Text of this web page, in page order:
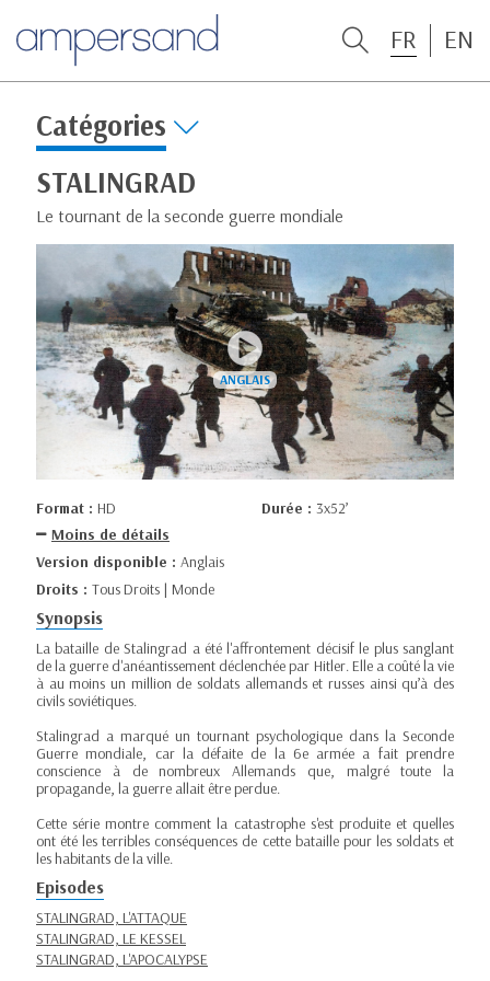
FR EN
Catégories
STALINGRAD
Le tournant de la seconde guerre mondiale
Format : HD Durée : 3x52’
Moins de détails
Version disponible : Anglais
Droits : Tous Droits | Monde
Synopsis
La bataille de Stalingrad a été l'affrontement décisif le plus sanglant
de la guerre d'anéantissement déclenchée par Hitler. Elle a coûté la vie
à au moins un million de soldats allemands et russes ainsi qu’à des
civils soviétiques.
Stalingrad a marqué un tournant psychologique dans la Seconde
Guerre mondiale, car la défaite de la 6e armée a fait prendre
conscience à de nombreux Allemands que, malgré toute la
propagande, la guerre allait être perdue.
Cette série montre comment la catastrophe s'est produite et quelles
ont été les terribles conséquences de cette bataille pour les soldats et
les habitants de la ville.
Episodes
STALINGRAD, L'ATTAQUE
STALINGRAD, LE KESSEL
STALINGRAD, L'APOCALYPSE